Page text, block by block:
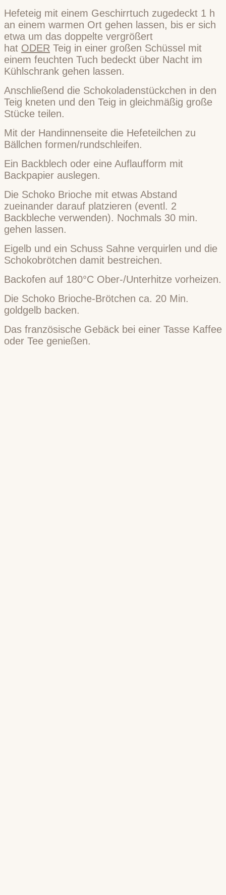
Hefeteig mit einem Geschirrtuch zugedeckt 1 h
an einem warmen Ort gehen lassen, bis er sich
etwa um das doppelte vergrößert
hat ODER Teig in einer großen Schüssel mit
einem feuchten Tuch bedeckt über Nacht im
Kühlschrank gehen lassen.
Anschließend die Schokoladenstückchen in den
Teig kneten und den Teig in gleichmäßig große
Stücke teilen.
Mit der Handinnenseite die Hefeteilchen zu
Bällchen formen/rundschleifen.
Ein Backblech oder eine Auflaufform mit
Backpapier auslegen.
Die Schoko Brioche mit etwas Abstand
zueinander darauf platzieren (eventl. 2
Backbleche verwenden). Nochmals 30 min.
gehen lassen.
Eigelb und ein Schuss Sahne verquirlen und die
Schokobrötchen damit bestreichen.
Backofen auf 180°C Ober-/Unterhitze vorheizen.
Die Schoko Brioche-Brötchen ca. 20 Min.
goldgelb backen.
Das französische Gebäck bei einer Tasse Kaffee
oder Tee genießen.